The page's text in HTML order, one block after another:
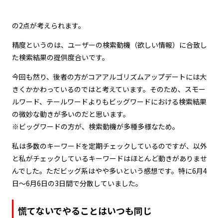
の2点が考えられます。
精度というのは、ユーザーの検索動機（欲しい情報）に合致し
た検索結果の提供度合いです。
今回も然り、後者の方がコアアルゴリズムアップデートには大
きくかかわっているのではと考えています。そのため、スモー
ルワード、テールワードよりもビッグワードにおける検索結果
の微妙な動きが多いのだと思います。
※ビッグワードの方が、検索動機が多種多様なため。
私は多数のキーワードを定期チェックしているのですが、以外
と私がチェックしているキーワードはほとんど動きがありませ
んでした。ただビッグ系はやや多いという感想です。特に6月4
日～6月6日の3日間で分散していました。
慌てないでやることはいつも同じ